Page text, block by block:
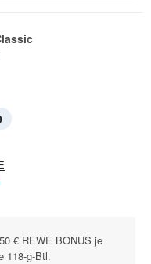
€ REWE BONUS je
118-g-Btl.